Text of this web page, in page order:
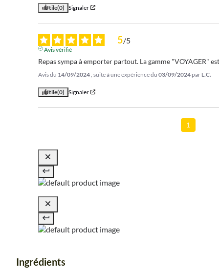
Utile(0) Signaler
5/5
Avis vérifié
Repas sympa à emporter partout. La gamme "VOYAGER"
Avis du 14/09/2024 , suite à une expérience du 03/09/2024 par L.C.
Utile(0) Signaler
1
Ingrédients